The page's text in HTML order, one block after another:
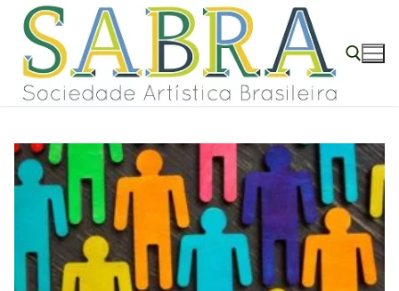
conteúdo
Pular
para
conteúdo